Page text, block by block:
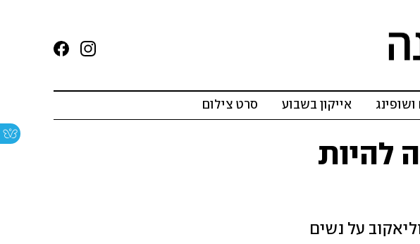
ושופינג אייקון בשבוע סרט צילום
להיות
על נשים